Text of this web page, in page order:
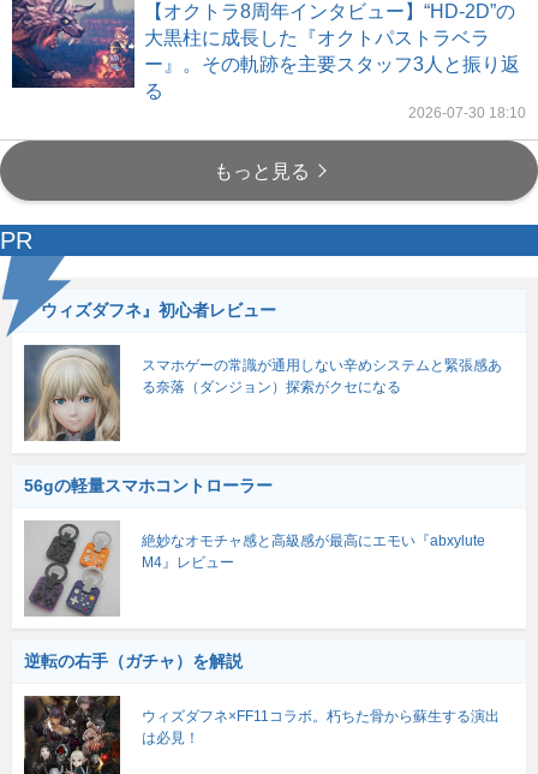
【オクトラ8周年インタビュー】“HD-2D”の
大黒柱に成長した『オクトパストラベラ
ー』。その軌跡を主要スタッフ3人と振り返
る
2026-07-30 18:10
もっと見る
PR
『ウィズダフネ』初心者レビュー
スマホゲーの常識が通用しない辛めシステムと緊張感あ
る奈落（ダンジョン）探索がクセになる
56gの軽量スマホコントローラー
絶妙なオモチャ感と高級感が最高にエモい『abxylute
M4』レビュー
逆転の右手（ガチャ）を解説
ウィズダフネ×FF11コラボ。朽ちた骨から蘇生する演出
は必見！